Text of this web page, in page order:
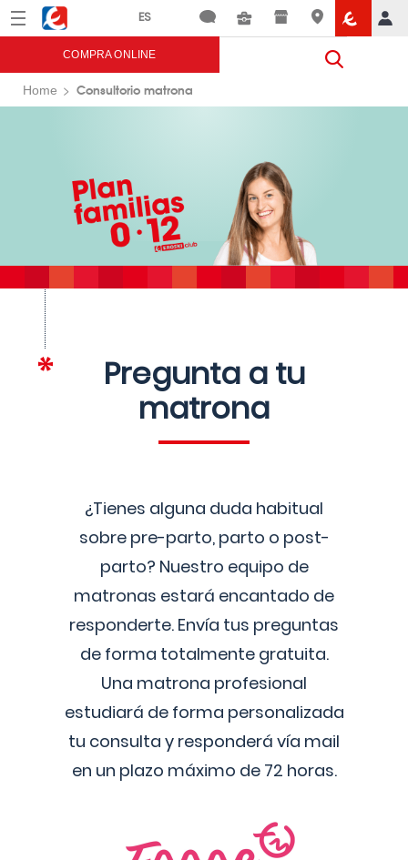
Menú Eroski
COMPRA ONLINE
Home Consultorio matrona
Pregunta a tu
matrona
¿Tienes alguna duda habitual
sobre pre-parto, parto o post-
parto? Nuestro equipo de
matronas estará encantado de
responderte. Envía tus preguntas
de forma totalmente gratuita.
Una matrona profesional
estudiará de forma personalizada
tu consulta y responderá vía mail
en un plazo máximo de 72 horas.